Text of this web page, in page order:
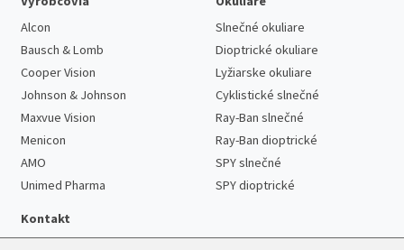
Alcon
Bausch & Lomb
Cooper Vision
Johnson & Johnson
Maxvue Vision
Menicon
AMO
Unimed Pharma
Slnečné okuliare
Dioptrické okuliare
Lyžiarske okuliare
Cyklistické slnečné
Ray-Ban slnečné
Ray-Ban dioptrické
SPY slnečné
SPY dioptrické
Kontakt